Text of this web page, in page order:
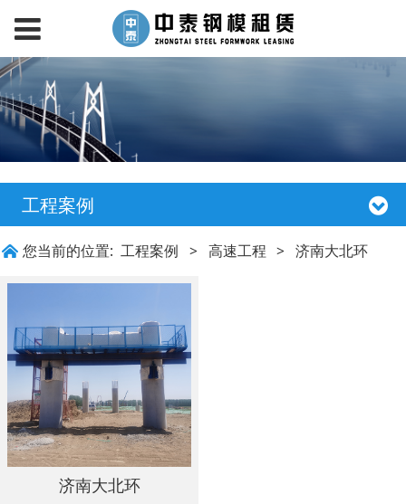
工程案例
您当前的位置: 工程案例 > 高速工程 > 济南大北环
济南大北环